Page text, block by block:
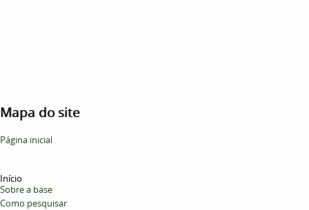
Mapa do site
Página inicial
Início
Sobre a base
Como pesquisar